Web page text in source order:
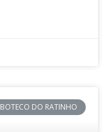
BOTECO DO RATINHO